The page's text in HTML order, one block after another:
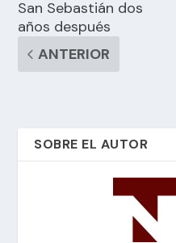
San Sebastián dos
años después
ANTERIOR
SOBRE EL AUTOR